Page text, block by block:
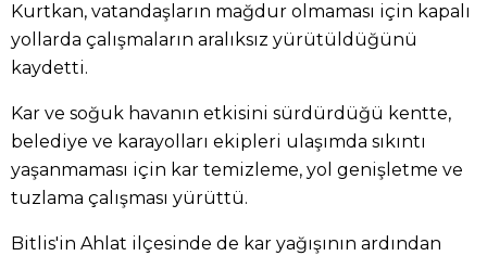
Kurtkan, vatandaşların mağdur olmaması için kapalı
yollarda çalışmaların aralıksız yürütüldüğünü
kaydetti.
Kar ve soğuk havanın etkisini sürdürdüğü kentte,
belediye ve karayolları ekipleri ulaşımda sıkıntı
yaşanmaması için kar temizleme, yol genişletme ve
tuzlama çalışması yürüttü.
Bitlis'in Ahlat ilçesinde de kar yağışının ardından